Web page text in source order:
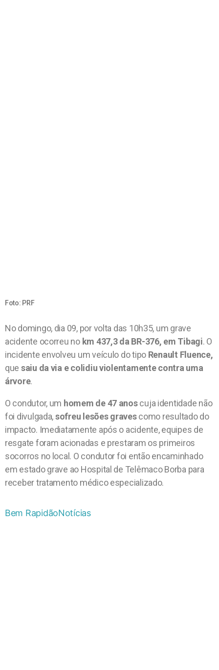
Foto: PRF
No domingo, dia 09, por volta das 10h35, um grave
acidente ocorreu no km 437,3 da BR-376, em Tibagi. O
incidente envolveu um veículo do tipo Renault Fluence,
que saiu da via e colidiu violentamente contra uma
árvore.
O condutor, um homem de 47 anoscuja identidade não
foi divulgada,sofreu lesões gravescomo resultado do
impacto. Imediatamente após o acidente, equipes de
resgate foram acionadas e prestaram os primeiros
socorros no local. O condutor foi então encaminhado
em estado grave ao Hospital de Telêmaco Borba para
receber tratamento médico especializado.
Bem RapidãoNotícias